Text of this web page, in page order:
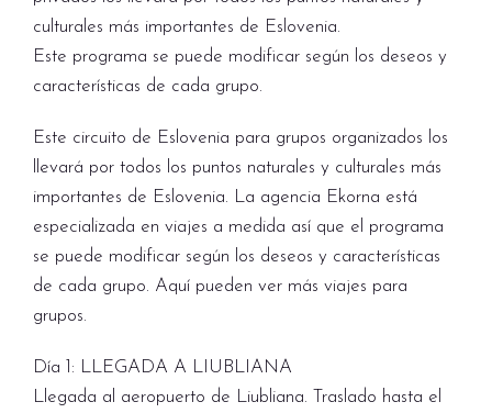
culturales más importantes de Eslovenia.
Este programa se puede modificar según los deseos y
características de cada grupo.
Este circuito de Eslovenia para grupos organizados los
llevará por todos los puntos naturales y culturales más
importantes de Eslovenia. La agencia Ekorna está
especializada en viajes a medida así que el programa
se puede modificar según los deseos y características
de cada grupo. Aquí pueden ver más viajes para
grupos.
Día 1: LLEGADA A LIUBLIANA
Llegada al aeropuerto de Liubliana. Traslado hasta el